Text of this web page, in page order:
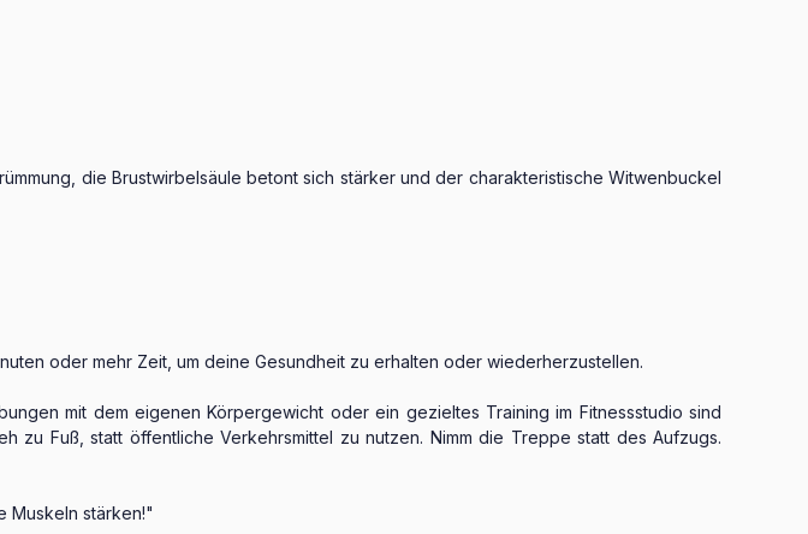
die Brustwirbelsäule betont sich stärker und der charakteristische Witwenbuckel
oder mehr Zeit, um deine Gesundheit zu erhalten oder wiederherzustellen.
mit dem eigenen Körpergewicht oder ein gezieltes Training im Fitnessstudio sind
zu Fuß, statt öffentliche Verkehrsmittel zu nutzen. Nimm die Treppe statt des Aufzugs.
Muskeln stärken!"